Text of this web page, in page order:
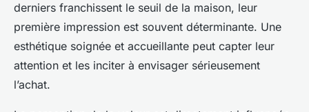
derniers franchissent le seuil de la maison, leur
première impression est souvent déterminante. Une
esthétique soignée et accueillante peut capter leur
attention et les inciter à envisager sérieusement
l’achat.